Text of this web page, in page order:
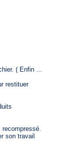
( Enfin ...
restituer
son travail